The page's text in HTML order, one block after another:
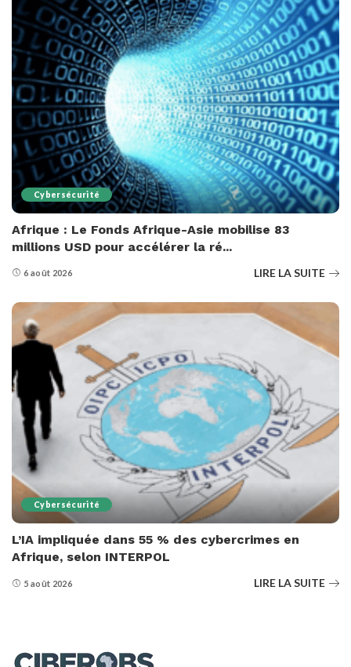
Cybersécurité
Afrique : Le Fonds Afrique-Asie mobilise 83
millions USD pour accélérer la ré...
6 août 2026 LIRE LA SUITE
Cybersécurité
L’IA impliquée dans 55 % des cybercrimes en
Afrique, selon INTERPOL
5 août 2026 LIRE LA SUITE